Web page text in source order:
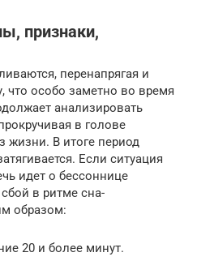
признаки,
перенапрягая и
что особо заметно во время
анализировать
в голове
жизни. В итоге период
Если ситуация
идет о бессоннице
в ритме сна-
образом:
20 и более минут.